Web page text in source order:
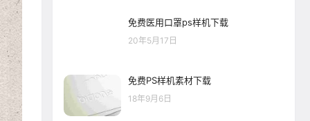
免费医用口罩ps样机下载
20年5月17日
免费PS样机素材下载
18年9月6日